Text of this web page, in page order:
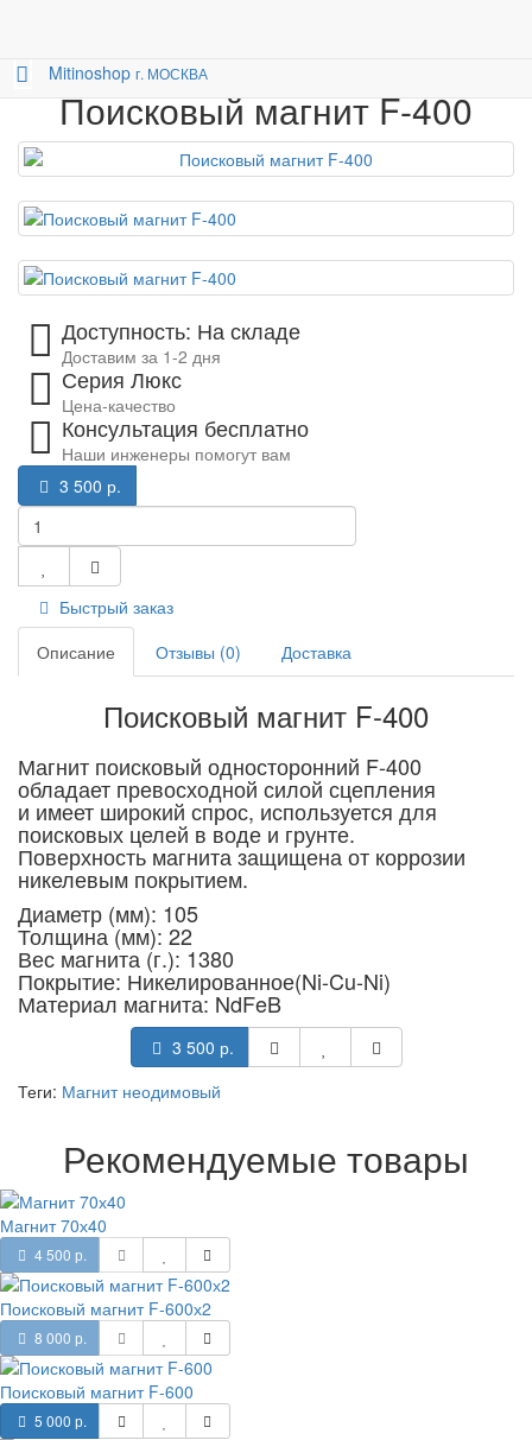
Mitinoshop г. МОСКВА
Поисковый магнит F-400
Доступность: На складе
Доставим за 1-2 дня
Серия Люкс
Цена-качество
Консультация бесплатно
Наши инженеры помогут вам
3 500 р.
Быстрый заказ
Описание
Отзывы (0) Доставка
Поисковый магнит F-400
Магнит поисковый односторонний F-400
обладает превосходной силой сцепления
и имеет широкий спрос, используется для
поисковых целей в воде и грунте.
Поверхность магнита защищена от коррозии
никелевым покрытием.
Диаметр (мм): 105
Толщина (мм): 22
Вес магнита (г.): 1380
Покрытие: Никелированное(Ni-Cu-Ni)
Материал магнита: NdFeB
3 500 р.
Теги: Магнит неодимовый
Рекомендуемые товары
Магнит 70х40
4 500 р.
Поисковый магнит F-600х2
8 000 р.
Поисковый магнит F-600
5 000 р.